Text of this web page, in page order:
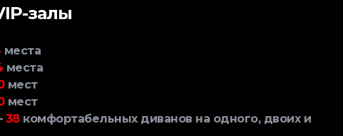
залы
места
места
мест
мест
38комфортабельных диванов на одного, двоих и